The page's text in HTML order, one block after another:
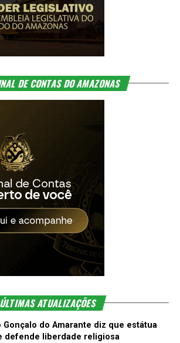
DE CONTAS DO AMAZONAS
ÚLTIMAS ATUALIZAÇÕES
Gonçalo do Amarante diz que estátua
defende liberdade religiosa